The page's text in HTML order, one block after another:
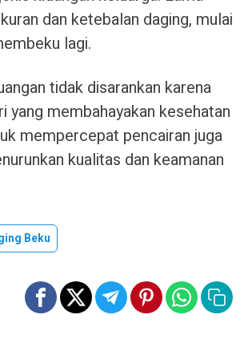
dan ketebalan daging, mulai
lagi.
tidak disarankan karena
membahayakan kesehatan
mempercepat pencairan juga
kualitas dan keamanan
Beku